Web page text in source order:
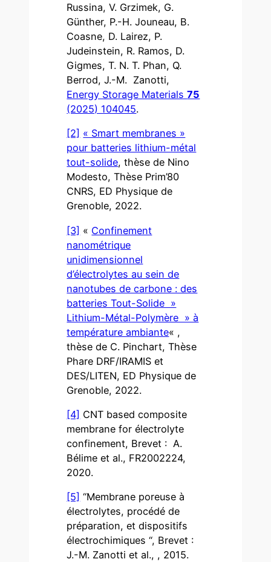
Russina, V. Grzimek, G.
Günther, P.-H. Jouneau, B.
Coasne, D. Lairez, P.
Judeinstein, R. Ramos, D.
Gigmes, T. N. T. Phan, Q.
Berrod, J.-M. Zanotti,
Energy Storage Materials75
(2025) 104045.
[2] « Smart membranes »
pour batteries lithium-métal
tout-solide, thèse de Nino
Modesto, Thèse Prim’80
CNRS, ED Physique de
Grenoble, 2022.
[3] « Confinement
nanométrique
unidimensionnel
d’électrolytes au sein de
nanotubes de carbone : des
batteries Tout-Solide »
Lithium-Métal-Polymère » à
température ambiante« ,
thèse de C. Pinchart, Thèse
Phare DRF/IRAMIS et
DES/LITEN, ED Physique de
Grenoble, 2022.
[4] CNT based composite
membrane for électrolyte
confinement, Brevet : A.
Bélime et al., FR2002224,
2020.
[5] “Membrane poreuse à
électrolytes, procédé de
préparation, et dispositifs
électrochimiques “, Brevet :
J.-M. Zanotti et al., , 2015.